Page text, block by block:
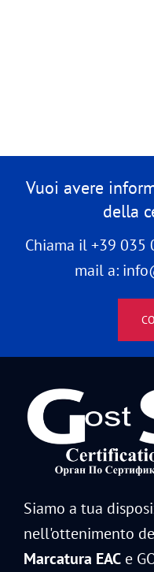
Vuoi avere
della
Chiama il +39
mail a:
Siamo a tua
nell'ottenimento
Marcatura EAC e